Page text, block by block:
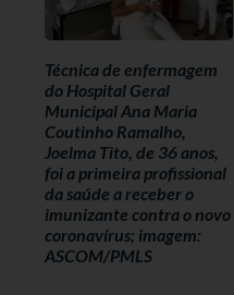
Técnica de enfermagem
do Hospital Geral
Municipal Ana Maria
Coutinho Ramalho,
Joelma Tito, de 36 anos,
foi a primeira profissional
da saúde a receber o
imunizante contra o novo
coronavírus; imagem:
ASCOM/PMLS